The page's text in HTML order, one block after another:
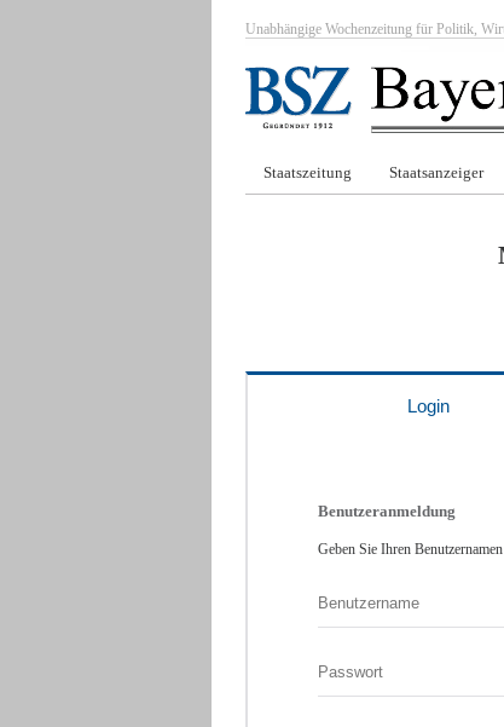
Unabhängige Wochenzeitung für Politik,
Staatszeitung Staatsanzeiger
Login
Benutzeranmeldung
Geben Sie Ihren